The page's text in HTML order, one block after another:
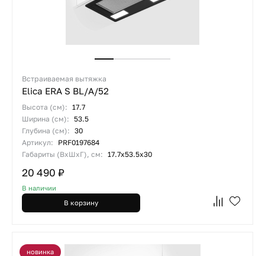
Встраиваемая вытяжка
Elica ERA S BL/A/52
Высота (см): 17.7
Ширина (см): 53.5
Глубина (см): 30
Артикул:
PRF0197684
Габариты (ВхШхГ), см: 17.7x53.5x30
20 490 ₽
В наличии
В корзину
новинка